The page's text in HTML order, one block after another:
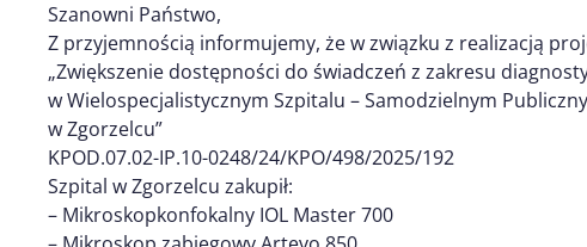
Szanowni Państwo,
Z przyjemnością informujemy, że w związku z realizacją
„Zwiększenie dostępności do świadczeń z zakresu
w Wielospecjalistycznym Szpitalu – Samodzielnym
w Zgorzelcu”
KPOD.07.02-IP.10-0248/24/KPO/498/2025/192
Szpital w Zgorzelcu zakupił:
– Mikroskopkonfokalny IOL Master 700